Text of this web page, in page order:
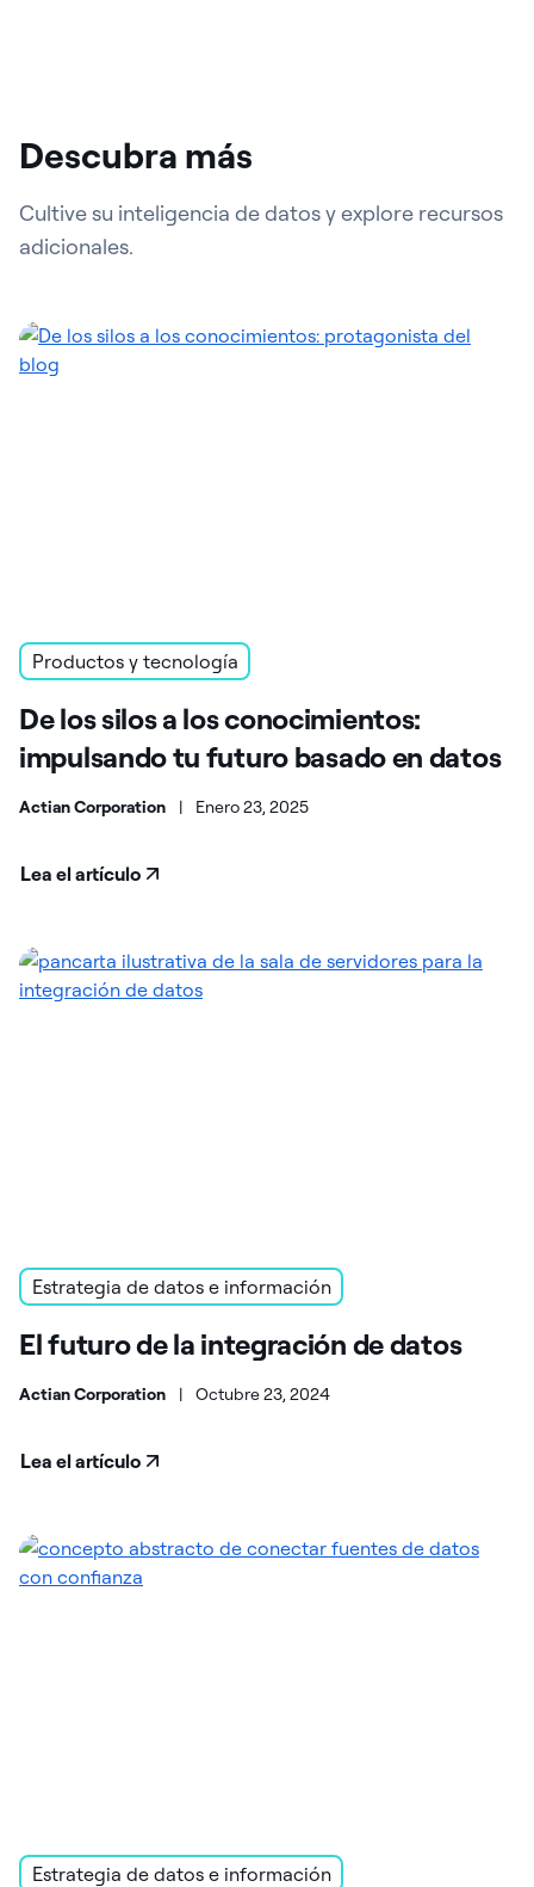
Descubra más
Cultive su inteligencia de datos y explore recursos
adicionales.
Productos y tecnología
De los silos a los conocimientos:
impulsando tu futuro basado en datos
Actian Corporation | Enero 23, 2025
Lea el artículo
Estrategia de datos e información
El futuro de la integración de datos
Actian Corporation | Octubre 23, 2024
Lea el artículo
Estrategia de datos e información